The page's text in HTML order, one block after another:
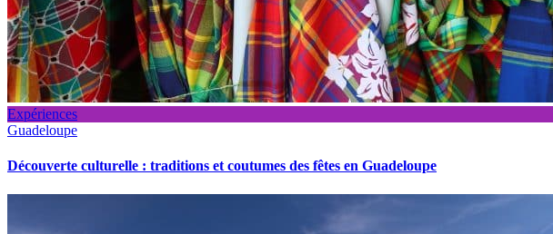
Expériences
Guadeloupe
Découverte culturelle : traditions et coutumes des fêtes en Guadeloupe